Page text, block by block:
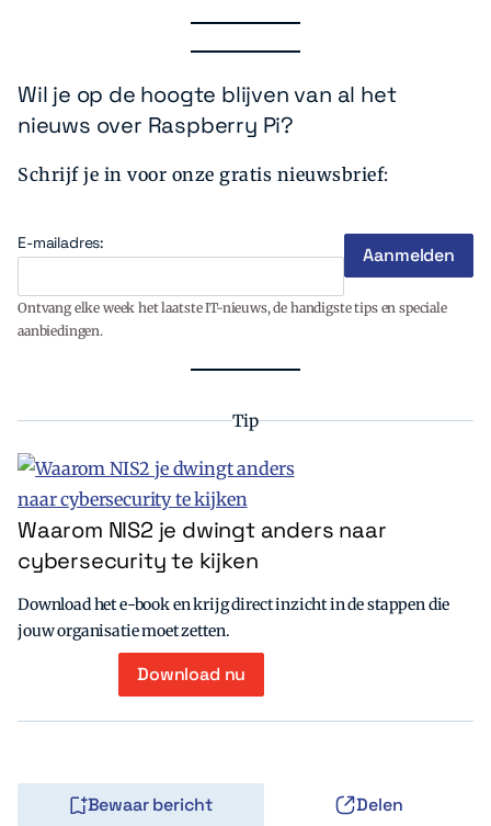
Wil je op de hoogte blijven van al het
nieuws over Raspberry Pi?
Schrijf je in voor onze gratis nieuwsbrief:
E-mailadres:
Ontvang elke week het laatste IT-nieuws, de handigste tips en speciale
aanbiedingen.
Tip
Waarom NIS2 je dwingt anders naar
cybersecurity te kijken
Download het e-book en krijg direct inzicht in de stappen die
jouw organisatie moet zetten.
Download nu
Bewaar bericht Delen